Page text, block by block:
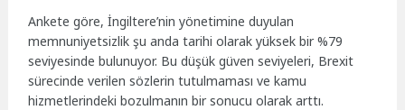
Ankete göre, İngiltere’nin yönetimine duyulan
memnuniyetsizlik şu anda tarihi olarak yüksek bir %79
seviyesinde bulunuyor. Bu düşük güven seviyeleri, Brexit
sürecinde verilen sözlerin tutulmaması ve kamu
hizmetlerindeki bozulmanın bir sonucu olarak arttı.